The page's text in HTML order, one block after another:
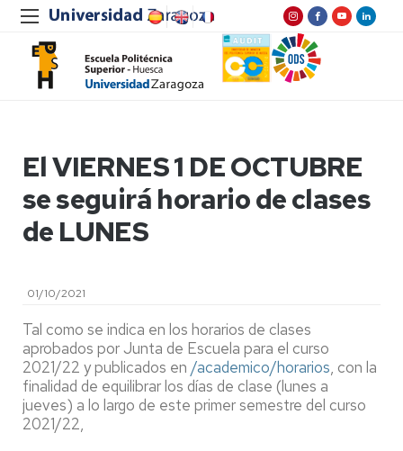
El VIERNES 1 DE OCTUBRE
se seguirá horario de clases
de LUNES
01/10/2021
Tal como se indica en los horarios de clases
aprobados por Junta de Escuela para el curso
2021/22 y publicados en /academico/horarios, con la
finalidad de equilibrar los días de clase (lunes a
jueves) a lo largo de este primer semestre del curso
2021/22,